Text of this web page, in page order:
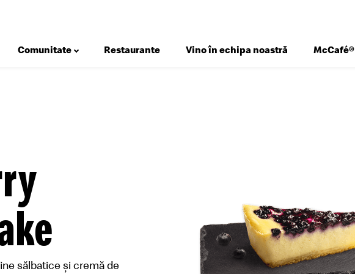
Meniuri
Comunitate Restaurante Vino în echipa noastră McCafé®
sălbatice și cremă de